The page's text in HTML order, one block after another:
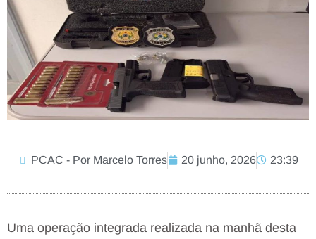
PCAC - Por Marcelo Torres 20 junho, 2026 23:39
Uma operação integrada realizada na manhã desta